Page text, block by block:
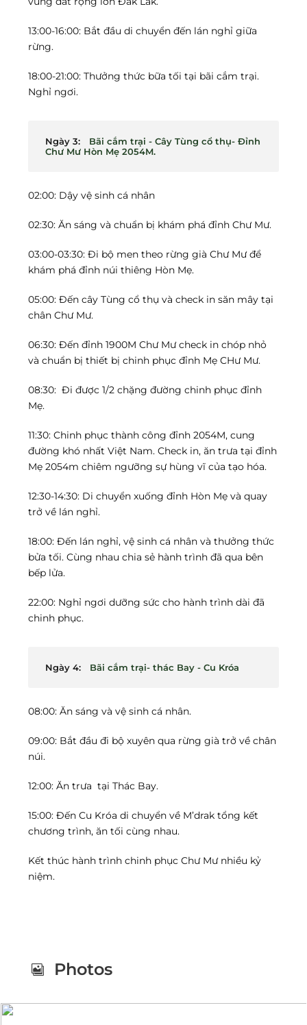
13:00-16:00: Bắt đầu di chuyển đến lán nghỉ giữa
rừng.
18:00-21:00: Thưởng thức bữa tối tại bãi cắm trại.
Nghỉ ngơi.
Ngày 3:
Bãi cắm trại - Cây Tùng cổ thụ- Đỉnh
Chư Mư Hòn Mẹ 2054M.
02:00: Dậy vệ sinh cá nhân
02:30: Ăn sáng và chuẩn bị khám phá đỉnh Chư Mư.
03:00-03:30: Đi bộ men theo rừng già Chư Mư để
khám phá đỉnh núi thiêng Hòn Mẹ.
05:00: Đến cây Tùng cổ thụ và check in săn mây tại
chân Chư Mư.
06:30: Đến đỉnh 1900M Chư Mư check in chóp nhỏ
và chuẩn bị thiết bị chinh phục đỉnh Mẹ CHư Mư.
08:30: Đi được 1/2 chặng đường chinh phục đỉnh
Mẹ.
11:30: Chinh phục thành công đỉnh 2054M, cung
đường khó nhất Việt Nam. Check in, ăn trưa tại đỉnh
Mẹ 2054m chiêm ngưỡng sự hùng vĩ của tạo hóa.
12:30-14:30: Di chuyển xuống đỉnh Hòn Mẹ và quay
trở về lán nghỉ.
18:00: Đến lán nghỉ, vệ sinh cá nhân và thưởng thức
bửa tối. Cùng nhau chia sẻ hành trình đã qua bên
bếp lửa.
22:00: Nghỉ ngơi dưỡng sức cho hành trình dài đã
chinh phục.
Ngày 4: Bãi cắm trại- thác Bay - Cu Króa
08:00: Ăn sáng và vệ sinh cá nhân.
09:00: Bắt đầu đi bộ xuyên qua rừng già trở về chân
núi.
12:00: Ăn trưa tại Thác Bay.
15:00: Đến Cu Króa di chuyển về M’drak tổng kết
chương trình, ăn tối cùng nhau.
Kết thúc hành trình chinh phục Chư Mư nhiều kỷ
niệm.
Photos